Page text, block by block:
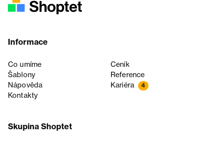
Informace
Co umíme
Ceník
Šablony
Reference
Nápověda
Kariéra 4
Kontakty
Skupina Shoptet